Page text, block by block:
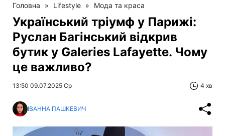
Головна » Lifestyle » Мода та краса
Український тріумф у Парижі:
Руслан Багінський відкрив
бутик у Galeries Lafayette. Чому
це важливо?
13:50 09.07.2025 Ср 4 хв
ІВАННА ПАШКЕВИЧ